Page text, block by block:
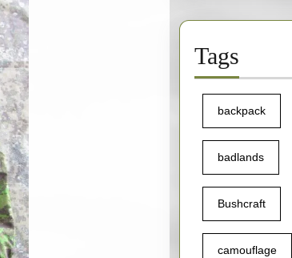
Tags
backpack
badlands
Bushcraft
camouflage